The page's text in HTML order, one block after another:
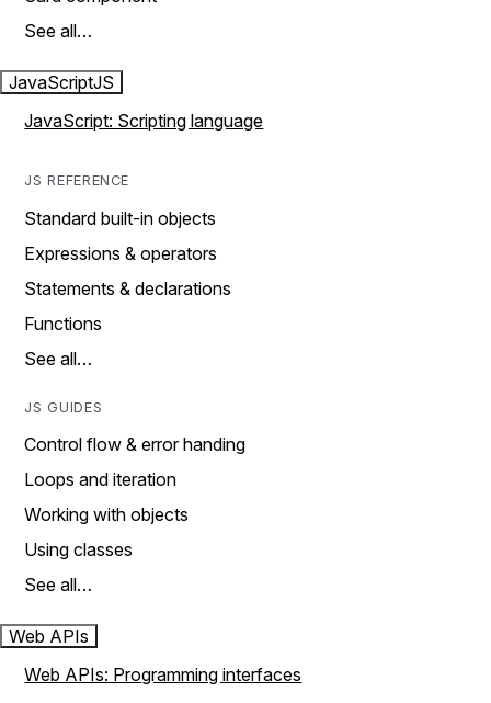
See all…
JavaScriptJS
JavaScript: Scripting language
JS REFERENCE
Standard built-in objects
Expressions & operators
Statements & declarations
Functions
See all…
JS GUIDES
Control flow & error handing
Loops and iteration
Working with objects
Using classes
See all…
Web APIs
Web APIs: Programming interfaces